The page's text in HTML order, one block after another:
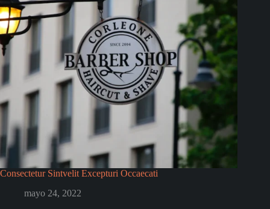
Consectetur Sintvelit Excepturi Occaecati
mayo 24, 2022